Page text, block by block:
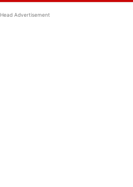
Head Advertisement